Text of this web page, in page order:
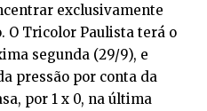
exclusivamente
O Tricolor Paulista terá o
segunda (29/9), e
pressão por conta da
por 1 x 0, na última